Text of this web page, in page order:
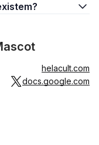
helacult.com
docs.google.com